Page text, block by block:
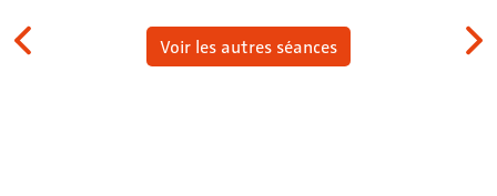
Voir les autres séances